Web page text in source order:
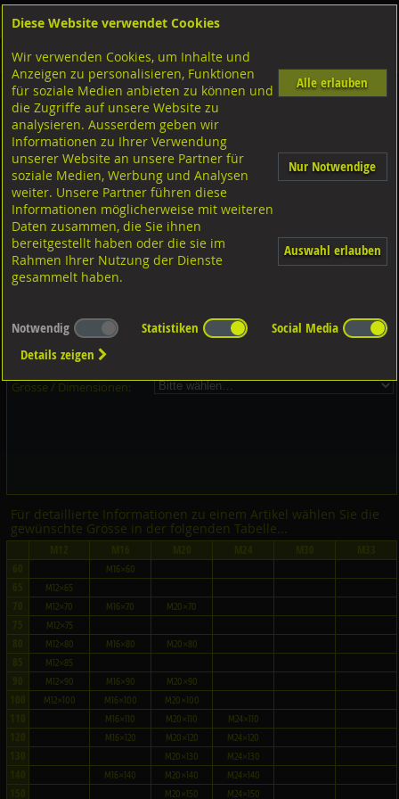
Shop Schrauben Gewindestangen-Stifte-Federnde Druckstücke
Schraubenbolzen mit Dehnschaft, DIN2510 L 21 CrMoV57 blank
Dieser Artikel ist in 35 Grössen erhältlich - Bitte wählen Sie...
Artikel-Nr.:
Verpackungs-Einheit:
Grösse / Dimensionen:
Für detaillierte Informationen zu einem Artikel wählen Sie die
gewünschte Grösse in der folgenden Tabelle...
M16×60
M12×65
M12×70 M16×70 M20×70
M12×75
M12×80 M16×80 M20×80
M12×85
M12×90 M16×90 M20×90
M12×100 M16×100 M20×100
M16×110 M20×110 M24×110
M16×120 M20×120 M24×120
M20×130 M24×130
M16×140 M20×140 M24×140
M20×150 M24×150
Diese Website verwendet Cookies
Wir verwenden Cookies, um Inhalte und
Anzeigen zu personalisieren, Funktionen
für soziale Medien anbieten zu können und
die Zugriffe auf unsere Website zu
analysieren. Ausserdem geben wir
Informationen zu Ihrer Verwendung
unserer Website an unsere Partner für
soziale Medien, Werbung und Analysen
weiter. Unsere Partner führen diese
Informationen möglicherweise mit weiteren
Daten zusammen, die Sie ihnen
bereitgestellt haben oder die sie im
Rahmen Ihrer Nutzung der Dienste
gesammelt haben.
Alle erlauben
Nur Notwendige
Auswahl erlauben
Notwendig Statistiken
Social Media
Details zeigen